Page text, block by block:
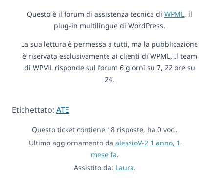
Questo è il forum di assistenza tecnica di WPML, il
plug-in multilingue di WordPress.
La sua lettura è permessa a tutti, ma la pubblicazione
è riservata esclusivamente ai clienti di WPML. Il team
di WPML risponde sul forum 6 giorni su 7, 22 ore su
24.
Etichettato: ATE
Questo ticket contiene 18 risposte, ha 0 voci.
Ultimo aggiornamento da alessioV-2 1 anno, 1
mese fa.
Assistito da: Laura.